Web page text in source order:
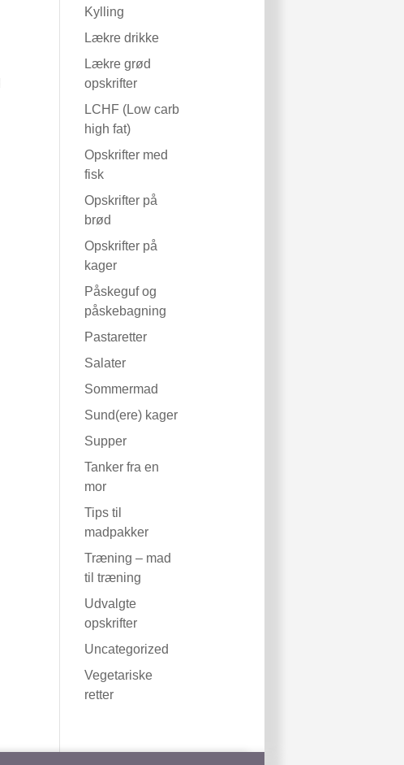
Kylling
Lækre drikke
Lækre grød
opskrifter
LCHF (Low carb
high fat)
Opskrifter med
fisk
Opskrifter på
brød
Opskrifter på
kager
Påskeguf og
påskebagning
Pastaretter
Salater
Sommermad
Sund(ere) kager
Supper
Tanker fra en
mor
Tips til
madpakker
Træning – mad
til træning
Udvalgte
opskrifter
Uncategorized
Vegetariske
retter